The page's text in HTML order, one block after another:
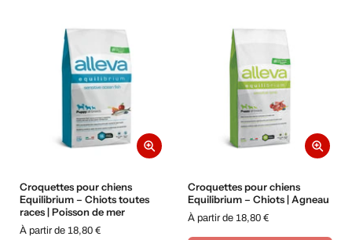
Croquettes pour chiens
Equilibrium – Chiots toutes
races | Poisson de mer
À partir de 18,80 €
Croquettes pour chiens
Equilibrium – Chiots | Agneau
À partir de 18,80 €